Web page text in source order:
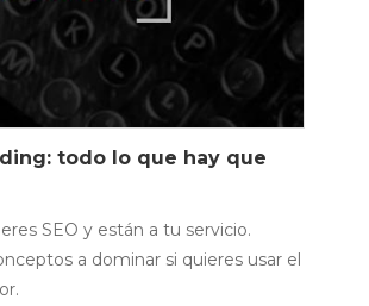
todo lo que hay que
SEO y están a tu servicio.
a dominar si quieres usar el